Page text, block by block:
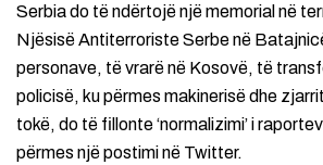
Serbia do të ndërtojë një memorial në
Njësisë Antiterroriste Serbe në
personave, të vrarë në Kosovë, të
policisë, ku përmes makinerisë dhe
tokë, do të fillonte ‘normalizimi’ i
përmes një postimi në Twitter.